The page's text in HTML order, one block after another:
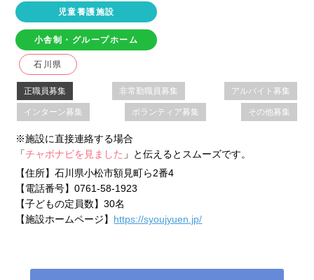
児童養護施設
小舎制・グループホーム
石川県
正職員募集 非常勤職員募集 アルバイト募集
インターン募集 ボランティア募集 その他募集
※施設に直接連絡する場合
「チャボナビを見ました 」と伝えるとスムーズです。
【住所】石川県小松市額見町ら2番4
【電話番号】0761-58-1923
【子どもの定員数】30名
【施設ホームページ】 https://syoujyuen.jp/